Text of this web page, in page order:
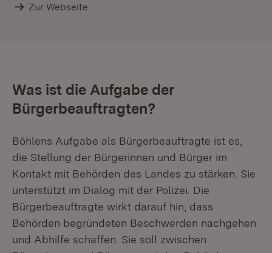
Zur Webseite
Was ist die Aufgabe der
Bürgerbeauftragten?
Böhlens Aufgabe als Bürgerbeauftragte ist es,
die Stellung der Bürgerinnen und Bürger im
Kontakt mit Behörden des Landes zu stärken. Sie
unterstützt im Dialog mit der Polizei. Die
Bürgerbeauftragte wirkt darauf hin, dass
Behörden begründeten Beschwerden nachgehen
und Abhilfe schaffen. Sie soll zwischen